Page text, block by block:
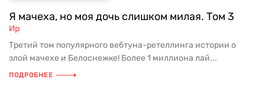
Я мачеха, но моя дочь слишком милая. Том 3
Ир
Третий том популярного вебтуна-ретеллинга истории о
злой мачехе и Белоснежке! Более 1 миллиона лай...
ПОДРОБНЕЕ